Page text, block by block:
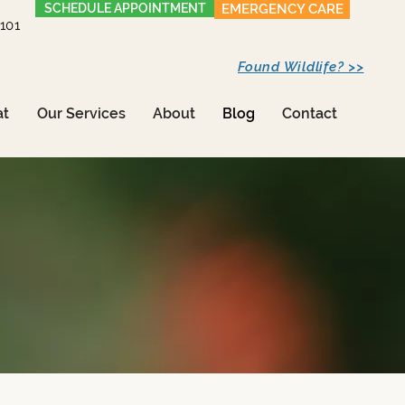
SCHEDULE APPOINTMENT EMERGENCY CARE
Our Services About Blog Contact
Found Wildlife? >>